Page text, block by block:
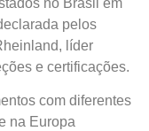
pelos
líder
e certificações.
com diferentes
na Europa